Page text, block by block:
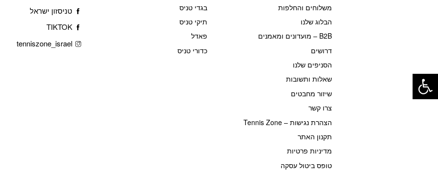
משלוחים והחלפות
הבלוג שלנו
B2B – מועדונים ומאמנים
דרושים
הסניפים שלנו
שאלות ותשובות
שיזור מחבטים
צרו קשר
הצהרת נגישות – Tennis Zone
תקנון האתר
מדיניות פרטיות
טופס ביטול עסקה
בגדי טניס
תיקי טניס
פאדל
כדורי טניס
טניסזון ישראל
TIKTOK
tenniszone_israel
פתח סרגל נגישות